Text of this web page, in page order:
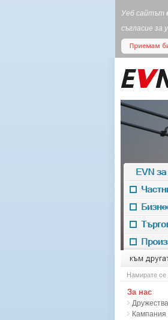
Уеб сайтът
съгласие
към
Намирате се
За нас
Дружества
Кампания